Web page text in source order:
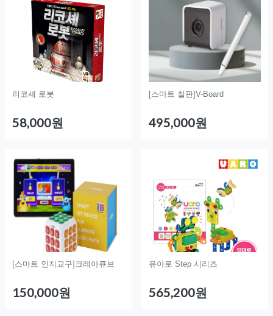
리코셰 로봇
58,000원
[스마트 칠판]V-Board
495,000원
[스마트 인지교구]크레아큐브
150,000원
유아로 Step 시리즈
565,200원